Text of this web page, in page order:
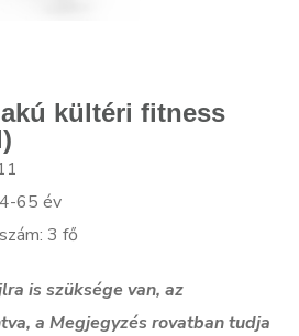
kültéri fitness
65 év
3 fő
is szüksége van, az
a Megjegyzés rovatban tudja